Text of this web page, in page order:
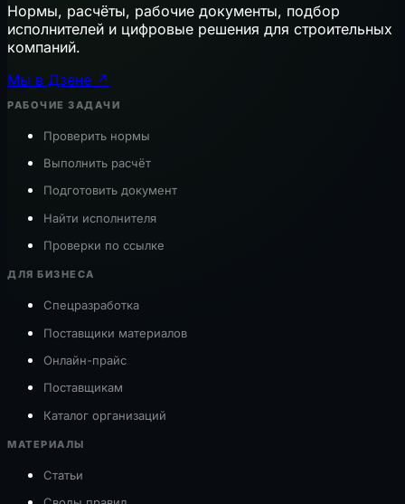
Нормы, расчёты, рабочие документы, подбор
исполнителей и цифровые решения для строительных
компаний.
Мы в Дзене ↗
РАБОЧИЕ ЗАДАЧИ
Проверить нормы
Выполнить расчёт
Подготовить документ
Найти исполнителя
Проверки по ссылке
ДЛЯ БИЗНЕСА
Спецразработка
Поставщики материалов
Онлайн-прайс
Поставщикам
Каталог организаций
МАТЕРИАЛЫ
Статьи